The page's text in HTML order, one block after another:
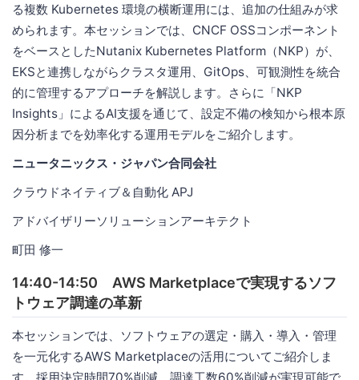
る複数 Kubernetes 環境の横断運用には、追加の仕組みが求
められます。本セッションでは、CNCF OSSコンポーネント
をベースとしたNutanix Kubernetes Platform（NKP）が、
EKSと連携しながらクラスタ運用、GitOps、可観測性を統合
的に管理するアプローチを解説します。さらに「NKP
Insights」によるAI支援を通じて、設定不備の検知から根本原
因分析までを効率化する運用モデルをご紹介します。
ニュータニックス・ジャパン合同会社
クラウドネイティブ＆自動化 APJ
アドバイザリーソリューションアーキテクト
町田 修一
14:40-14:50 AWS Marketplaceで実現するソフ
トウェア調達の革新
本セッションでは、ソフトウェアの選定・購入・導入・管理
を一元化するAWS Marketplaceの活用についてご紹介しま